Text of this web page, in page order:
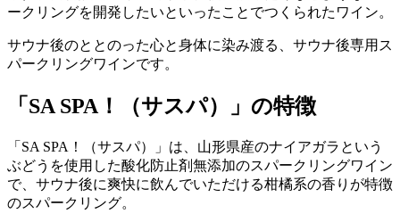
ークリングを開発したいといったことでつくられたワイン。
サウナ後のととのった心と身体に染み渡る、サウナ後専用ス
パークリングワインです。
「SA SPA！（サスパ）」の特徴
「SA SPA！（サスパ）」は、山形県産のナイアガラという
ぶどうを使用した酸化防止剤無添加のスパークリングワイン
で、サウナ後に爽快に飲んでいただける柑橘系の香りが特徴
のスパークリング。